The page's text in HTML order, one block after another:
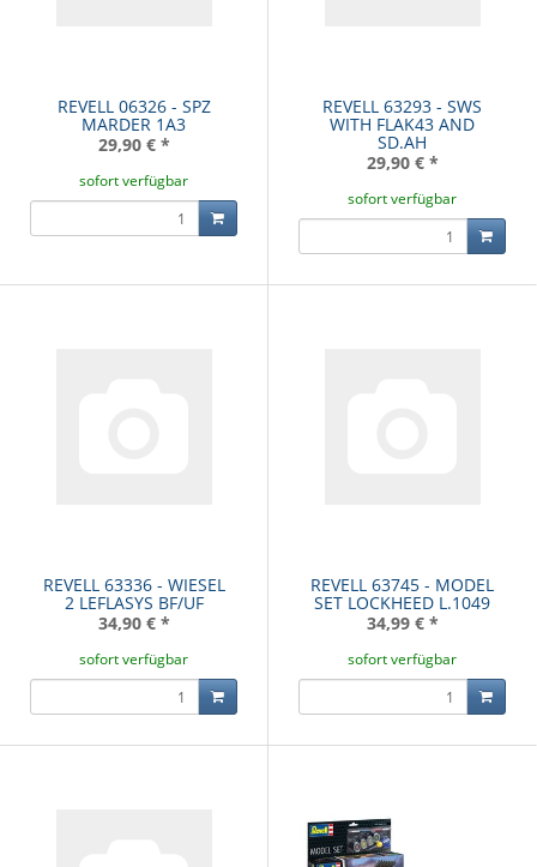
REVELL 06326 - SPZ
MARDER 1A3
29,90 € *
sofort verfügbar
REVELL 63293 - SWS
WITH FLAK43 AND
SD.AH
29,90 € *
sofort verfügbar
REVELL 63336 - WIESEL
2 LEFLASYS BF/UF
34,90 € *
sofort verfügbar
REVELL 63745 - MODEL
SET LOCKHEED L.1049
34,99 € *
sofort verfügbar